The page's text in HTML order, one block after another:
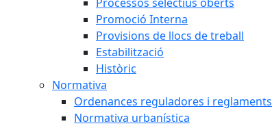
Promoció Interna
Provisions de llocs de treball
Estabilització
Històric
Normativa
Ordenances reguladores i reglaments
Normativa urbanística